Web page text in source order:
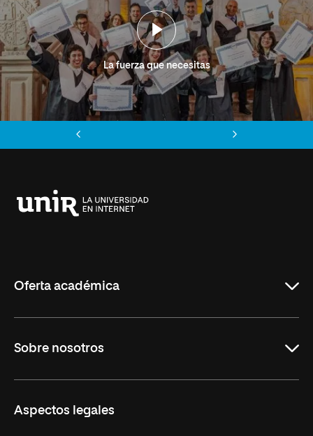
La fuerza que necesitas
Oferta académica
Másteres Oficiales
Doctorados
Sobre nosotros
Facultades
Aspectos legales